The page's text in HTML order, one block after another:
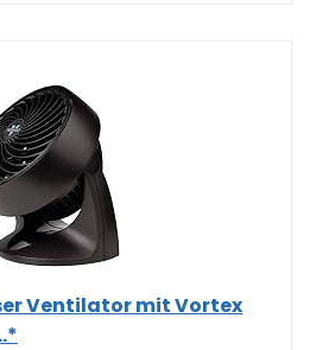
Ventilator mit Vortex